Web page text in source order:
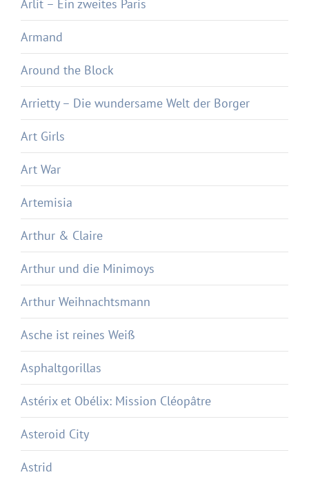
Arlit – Ein zweites Paris
Armand
Around the Block
Arrietty – Die wundersame Welt der Borger
Art Girls
Art War
Artemisia
Arthur & Claire
Arthur und die Minimoys
Arthur Weihnachtsmann
Asche ist reines Weiß
Asphaltgorillas
Astérix et Obélix: Mission Cléopâtre
Asteroid City
Astrid